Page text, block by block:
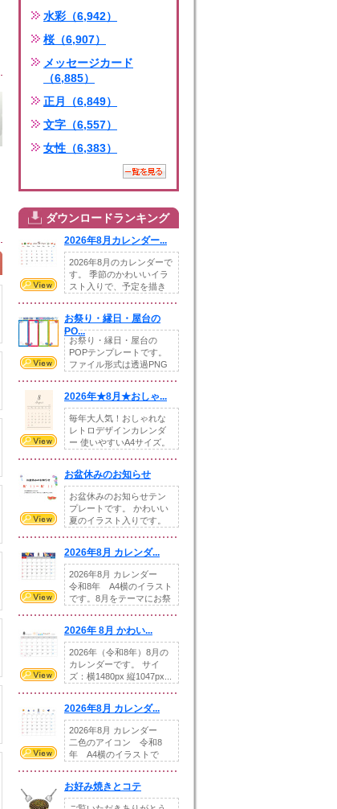
水彩（6,942）
桜（6,907）
メッセージカード
（6,885）
正月（6,849）
文字（6,557）
女性（6,383）
ダウンロードランキング
2026年8月カレンダー...
2026年8月のカレンダーで
す。 季節のかわいいイラ
スト入りで、予定を描き
お祭り・縁日・屋台の
PO...
お祭り・縁日・屋台の
POPテンプレートです。
ファイル形式は透過PNG
2026年★8月★おしゃ...
毎年大人気！おしゃれな
レトロデザインカレンダ
ー 使いやすいA4サイズ。
お盆休みのお知らせ
お盆休みのお知らせテン
プレートです。 かわいい
夏のイラスト入りです。
2026年8月 カレンダ...
2026年8月 カレンダー
令和8年 A4横のイラスト
です。8月をテーマにお祭
2026年 8月 かわい...
2026年（令和8年）8月の
カレンダーです。 サイ
ズ：横1480px 縦1047px...
2026年8月 カレンダ...
2026年8月 カレンダー
二色のアイコン 令和8
年 A4横のイラストで
お好み焼きとコテ